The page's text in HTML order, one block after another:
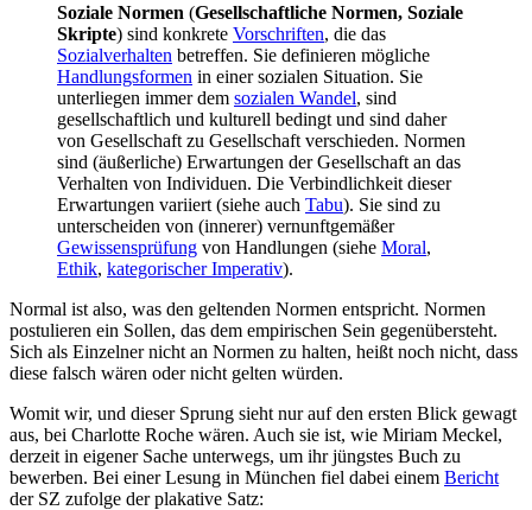
Soziale Normen (Gesellschaftliche Normen, Soziale
Skripte) sind konkrete Vorschriften, die das
Sozialverhalten betreffen. Sie definieren mögliche
Handlungsformen in einer sozialen Situation. Sie
unterliegen immer dem sozialen Wandel, sind
gesellschaftlich und kulturell bedingt und sind daher
von Gesellschaft zu Gesellschaft verschieden. Normen
sind (äußerliche) Erwartungen der Gesellschaft an das
Verhalten von Individuen. Die Verbindlichkeit dieser
Erwartungen variiert (siehe auch Tabu). Sie sind zu
unterscheiden von (innerer) vernunftgemäßer
Gewissensprüfung von Handlungen (siehe Moral,
Ethik, kategorischer Imperativ).
Normal ist also, was den geltenden Normen entspricht. Normen
postulieren ein Sollen, das dem empirischen Sein gegenübersteht.
Sich als Einzelner nicht an Normen zu halten, heißt noch nicht, dass
diese falsch wären oder nicht gelten würden.
Womit wir, und dieser Sprung sieht nur auf den ersten Blick gewagt
aus, bei Charlotte Roche wären. Auch sie ist, wie Miriam Meckel,
derzeit in eigener Sache unterwegs, um ihr jüngstes Buch zu
bewerben. Bei einer Lesung in München fiel dabei einem Bericht
der SZ zufolge der plakative Satz: